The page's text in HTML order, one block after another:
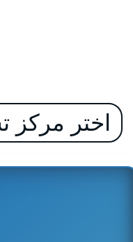
تخطى
المحتوى
اختر